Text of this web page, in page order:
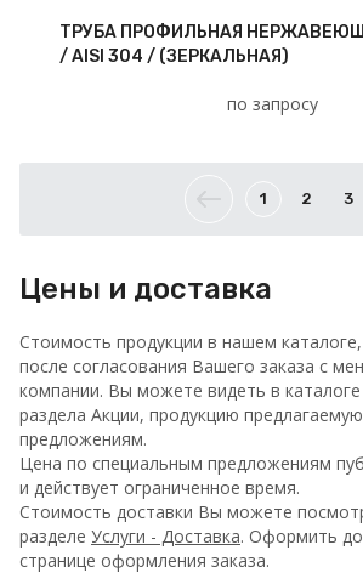
ТРУБА ПРОФИЛЬНАЯ
/ AISI 304 / (ЗЕРКАЛЬНАЯ)
по запросу
1 2 3
Цены и доставка
Стоимость продукции в нашем
после согласования Вашего заказа с
компании. Вы можете видеть в каталоге
раздела Акции, продукцию
предложениям.
Цена по специальным предложениям
и действует ограниченное время.
Стоимость доставки Вы можете
разделе Услуги - Доставка. Оформить
странице оформления заказа.